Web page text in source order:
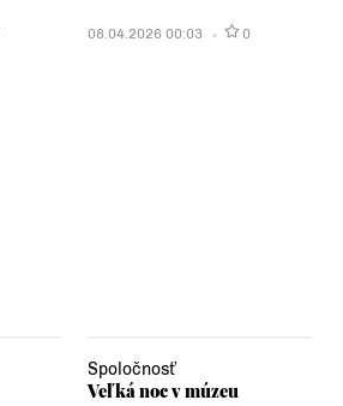
08.04.2026 00:03 0
Spoločnosť
Veľká noc v múzeu